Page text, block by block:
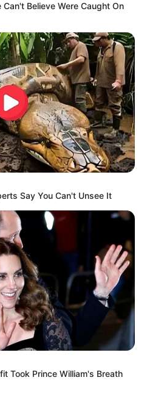
Believe Were Caught On
Say You Can't Unsee It
Took Prince William's Breath